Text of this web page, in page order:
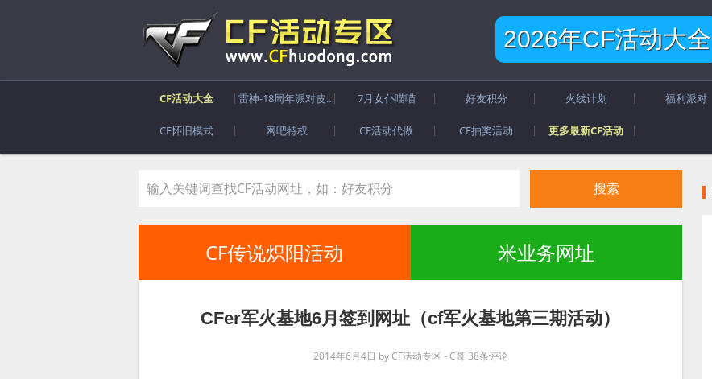
2026年CF活动大全
CF活动大全 雷神-18周年派对皮肤 7月女仆喵喵 好友积分 火线计划 福利派对
CF怀旧模式 网吧特权 CF活动代做 CF抽奖活动 更多最新CF活动
CF传说炽阳活动 米业务网址
CFer军火基地6月签到网址（cf军火基地第三期活动）
2014年6月4日 byCF活动专区 - C哥 38条评论